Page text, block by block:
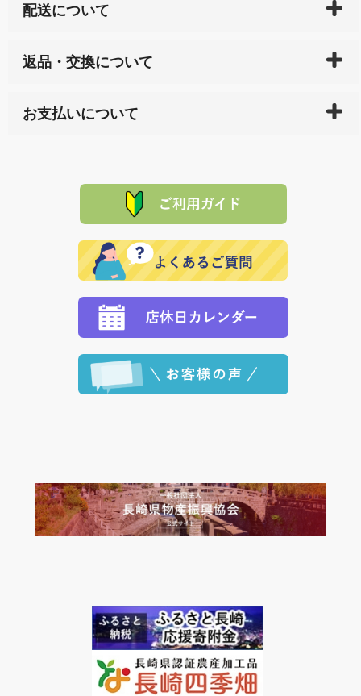
配送について
天ペイ」の方はご注文受付後）、 長崎県下全域に点在
サイト内で購入された商品の送料は、こちらの
全国送
れの生産メーカーからお客様の元へ直送いたしますの
で、 それぞれ個別に送料が必要になります。
返品・交換について
または配送途中の 事故などで不都合が生じている場合
品代金を返金いたします。）
その際は誠に申し訳ありませんが、当協会までご注文
願いいたします。
お支払いについて
た場合、お客様からの ご入金を確認した後で、商品を
※「クレジットカード」「PayPay」「楽天ペイ」を指
定された場合は、準備出来次第の便にてお送りいたし
ます。 （到着日指定をされている場合は、ご指定の日
程に合わせてお届けいたします。）